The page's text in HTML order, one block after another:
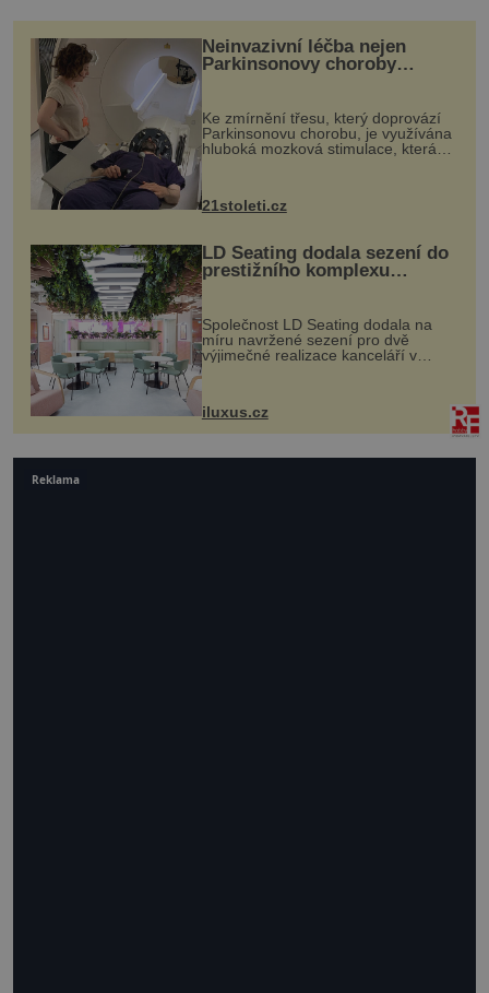
Neinvazivní léčba nejen
Parkinsonovy choroby
Ke zmírnění třesu, který doprovází
Parkinsonovu chorobu, je využívána
hluboká mozková stimulace, která
však vyžaduje vysoce invazivní
k dostatečně přesnému zacílení ...
21stoleti.cz
LD Seating dodala sezení do
prestižního komplexu
MediaCityUK v Salfordu
Společnost LD Seating dodala na
míru navržené sezení pro dvě
výjimečné realizace kanceláří v
areálu MediaCityUK v anglickém
budov Media...
iluxus.cz
Reklama